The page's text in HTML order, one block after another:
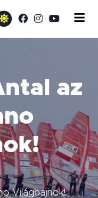
az
Világbajnok!